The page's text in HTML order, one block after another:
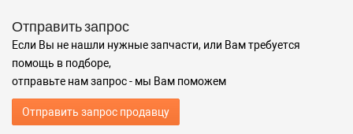
Отправить запрос
Если Вы не нашли нужные запчасти, или Вам требуется
помощь в подборе,
отправьте нам запрос - мы Вам поможем
Отправить запрос продавцу